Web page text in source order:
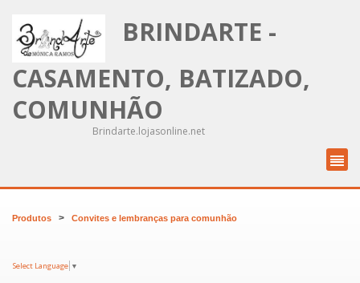
BRINDARTE -
CASAMENTO, BATIZADO,
COMUNHÃO
Brindarte.lojasonline.net
Produtos > Convites e lembranças para comunhão
Select Language ▼